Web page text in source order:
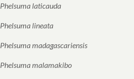
Phelsuma laticauda
Phelsuma lineata
Phelsuma madagascariensis
Phelsuma malamakibo